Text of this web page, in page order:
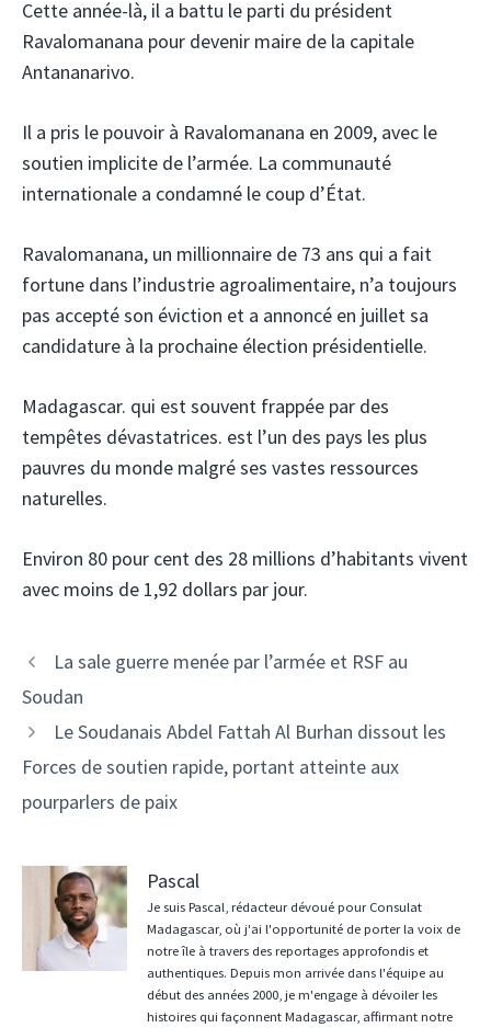
Cette année-là, il a battu le parti du président
Ravalomanana pour devenir maire de la capitale
Antananarivo.
Il a pris le pouvoir à Ravalomanana en 2009, avec le
soutien implicite de l’armée. La communauté
internationale a condamné le coup d’État.
Ravalomanana, un millionnaire de 73 ans qui a fait
fortune dans l’industrie agroalimentaire, n’a toujours
pas accepté son éviction et a annoncé en juillet sa
candidature à la prochaine élection présidentielle.
Madagascar. qui est souvent frappée par des
tempêtes dévastatrices. est l’un des pays les plus
pauvres du monde malgré ses vastes ressources
naturelles.
Environ 80 pour cent des 28 millions d’habitants vivent
avec moins de 1,92 dollars par jour.
Navigation
des
La sale guerre menée par l’armée et RSF au
Soudan
Le Soudanais Abdel Fattah Al Burhan dissout les
Forces de soutien rapide, portant atteinte aux
pourparlers de paix
Pascal
Je suis Pascal, rédacteur dévoué pour Consulat
Madagascar, où j'ai l'opportunité de porter la voix de
notre île à travers des reportages approfondis et
authentiques. Depuis mon arrivée dans l'équipe au
début des années 2000, je m'engage à dévoiler les
histoires qui façonnent Madagascar, affirmant notre